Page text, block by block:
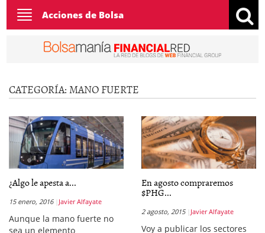
Toggle
navigation
Acciones de Bolsa
CATEGORÍA: MANO FUERTE
¿Algo le apesta a...
15 enero, 2016 Javier Alfayate
Aunque la mano fuerte no
sea un elemento
En agosto compraremos
$PHG...
2 agosto, 2015 Javier Alfayate
Voy a publicar los sectores